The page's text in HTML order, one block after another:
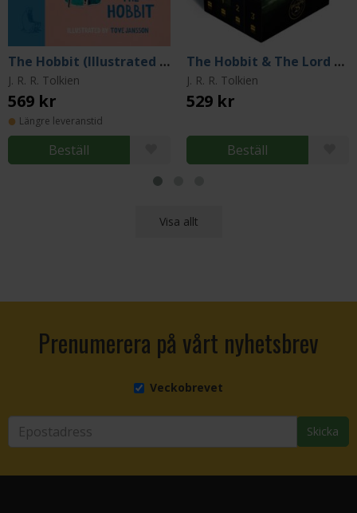
The Hobbit (Illustrated by Tove Jansson)
J. R. R. Tolkien
569 kr
Längre leveranstid
Beställ
The Hobbit & The Lord of the Rings Box Set
J. R. R. Tolkien
529 kr
Beställ
Visa allt
Prenumerera på vårt nyhetsbrev
Veckobrevet
Skicka